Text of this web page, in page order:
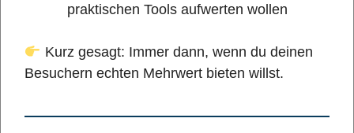
praktischen Tools aufwerten wollen
Kurz gesagt: Immer dann, wenn du deinen
Besuchern echten Mehrwert bieten willst.